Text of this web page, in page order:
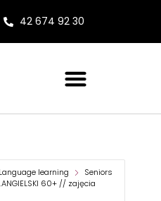
42 674 92 30
Language learning
Seniors
60+ // zajęcia